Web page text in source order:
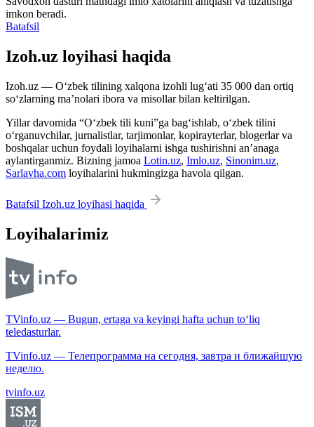
imkon beradi.
Batafsil
Izoh.uz loyihasi haqida
Izoh.uz — O‘zbek tilining xalqona izohli lug‘ati 35 000 dan ortiq
so‘zlarning ma’nolari ibora va misollar bilan keltirilgan.
Yillar davomida “O‘zbek tili kuni”ga bag‘ishlab, o‘zbek tilini
o‘rganuvchilar, jurnalistlar, tarjimonlar, kopirayterlar, blogerlar va
boshqalar uchun foydali loyihalarni ishga tushirishni an’anaga
aylantirganmiz. Bizning jamoa Lotin.uz, Imlo.uz, Sinonim.uz,
Sarlavha.com loyihalarini hukmingizga havola qilgan.
Batafsil Izoh.uz loyihasi haqida
Loyihalarimiz
TVinfo.uz — Bugun, ertaga va keyingi hafta uchun to‘liq
teledasturlar.
TVinfo.uz — Телепрограмма на сегодня, завтра и ближайшую
неделю.
tvinfo.uz